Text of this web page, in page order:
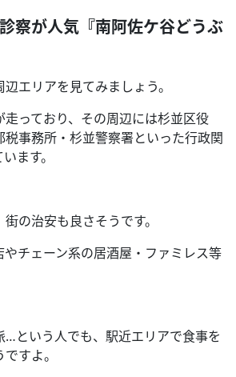
察が人気『南阿佐ケ谷どうぶ
エリアを見てみましょう。
っており、その周辺には杉並区役
税事務所・杉並警察署といった行政関
ます。
の治安も良さそうです。
やチェーン系の居酒屋・ファミレス等
…という人でも、駅近エリアで食事を
すよ。